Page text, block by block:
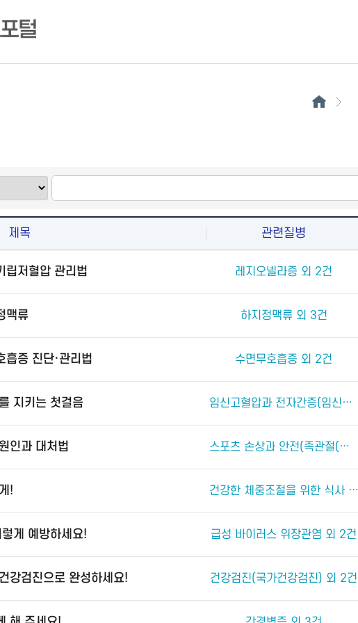
제목 관련질병
립저혈압 관리법 레지오넬라증 외 2건
맥류 하지정맥류 외 3건
흡증 진단·관리법 수면무호흡증 외 2건
지키는 첫걸음 임신고혈압과 전자간증(임신중독증) 외 4건
인과 대처법 스포츠 손상과 안전(족관절(발목 관절) 손상) 외 2건
! 건강한 체중조절을 위한 식사 외 6건
게 예방하세요! 급성 바이러스 위장관염 외 2건
강검진으로 완성하세요! 건강검진(국가건강검진) 외 2건